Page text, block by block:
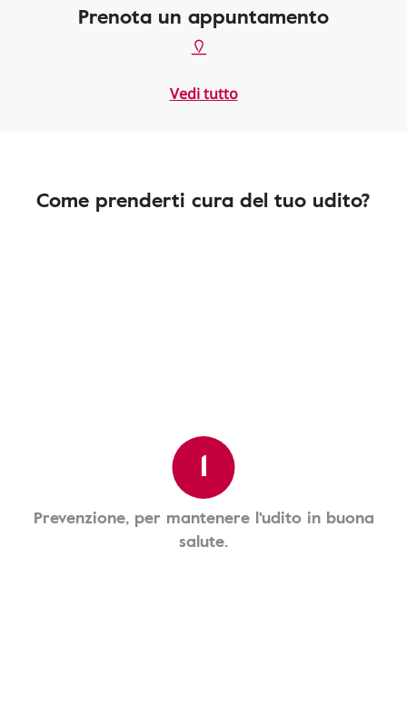
Prenota un appuntamento
Vedi tutto
Come prenderti cura del tuo udito?
1
Prevenzione, per mantenere l'udito in buona
salute.